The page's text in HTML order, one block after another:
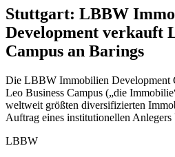
Stuttgart: LBBW
Development verkauft
Campus an Barings
Die LBBW Immobilien Development
Leo Business Campus („die
weltweit größten diversifizierten
Auftrag eines institutionellen Anlegers
LBBW